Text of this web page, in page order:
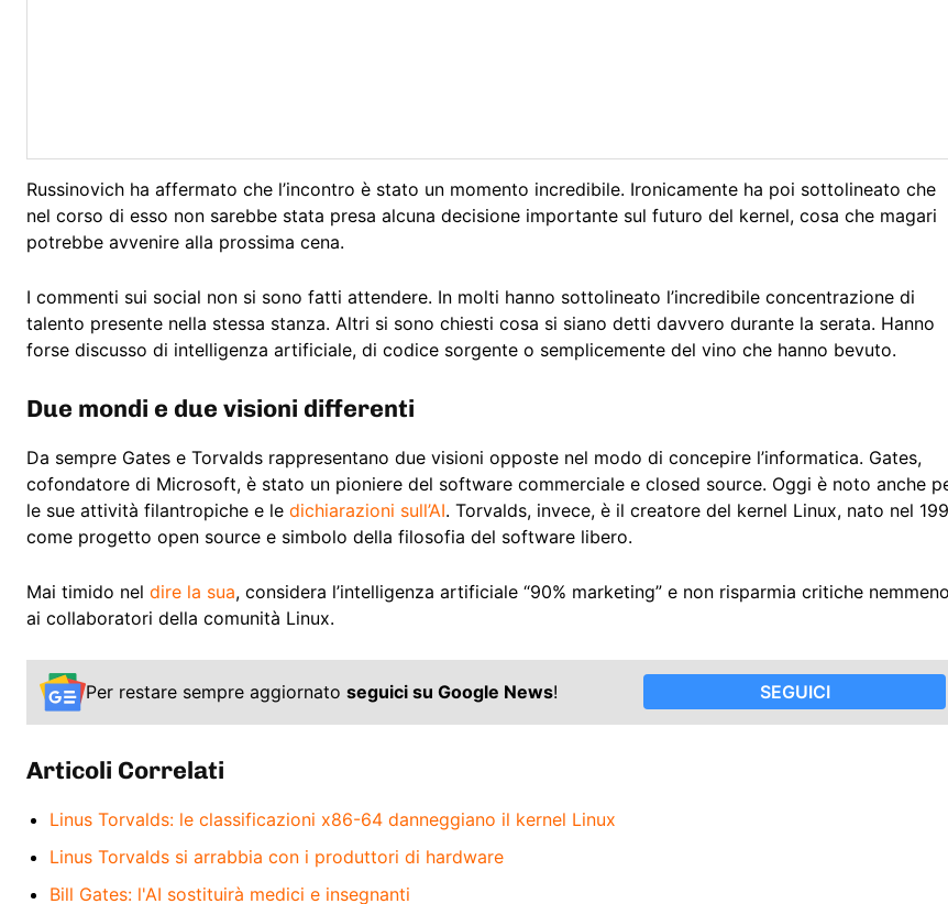
Russinovich ha affermato che l’incontro è stato un momento incredibile. Ironicamente ha poi sottolineato che
nel corso di esso non sarebbe stata presa alcuna decisione importante sul futuro del kernel, cosa che magari
potrebbe avvenire alla prossima cena.
I commenti sui social non si sono fatti attendere. In molti hanno sottolineato l’incredibile concentrazione di
talento presente nella stessa stanza. Altri si sono chiesti cosa si siano detti davvero durante la serata. Hanno
forse discusso di intelligenza artificiale, di codice sorgente o semplicemente del vino che hanno bevuto.
Due mondi e due visioni differenti
Da sempre Gates e Torvalds rappresentano due visioni opposte nel modo di concepire l’informatica. Gates,
cofondatore di Microsoft, è stato un pioniere del software commerciale e closed source. Oggi è noto anche
le sue attività filantropiche e le dichiarazioni sull’AI. Torvalds, invece, è il creatore del kernel Linux, nato nel
come progetto open source e simbolo della filosofia del software libero.
Mai timido nel dire la sua, considera l’intelligenza artificiale “90% marketing” e non risparmia critiche nemmeno
ai collaboratori della comunità Linux.
Per restare sempre aggiornato seguici su Google News! SEGUICI
Articoli Correlati
Linus Torvalds: le classificazioni x86-64 danneggiano il kernel Linux
Linus Torvalds si arrabbia con i produttori di hardware
Bill Gates: l'AI sostituirà medici e insegnanti